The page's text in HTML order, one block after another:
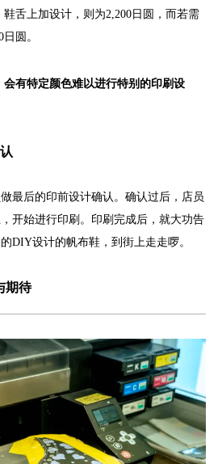
舌上加设计，则为2,200日圆，而若需
圆。
有特定颜色难以进行特别的印刷设
最后的印前设计确认。确认过后，店员
开始进行印刷。印刷完成后，就大功告
DIY设计的帆布鞋，到街上走走啰。
期待